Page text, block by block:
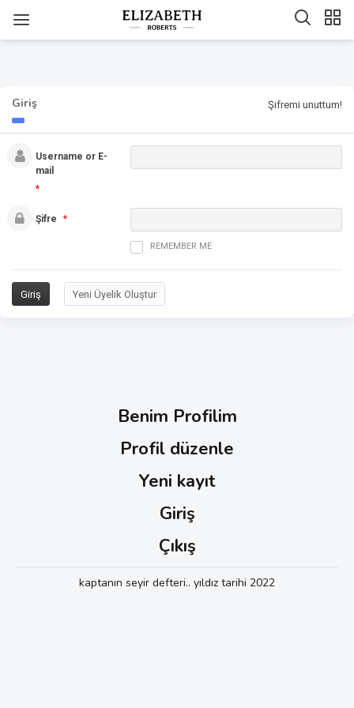
Giriş Şifremi unuttum!
Username or E-
mail
*
Şifre *
REMEMBER ME
Benim Profilim
Profil düzenle
Yeni kayıt
Giriş
Çıkış
kaptanın seyir defteri.. yıldız tarihi 2022